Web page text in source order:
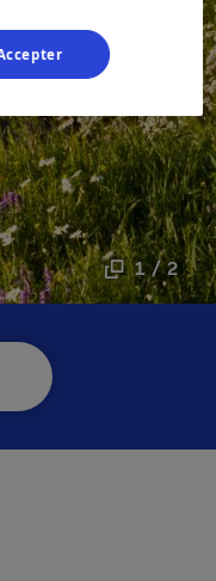
1 / 2
hyperlien s'ouvrira